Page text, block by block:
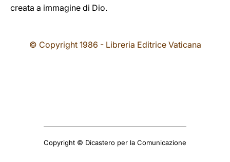
creata a immagine di Dio.
© Copyright 1986 - Libreria Editrice Vaticana
Copyright © Dicastero per la Comunicazione